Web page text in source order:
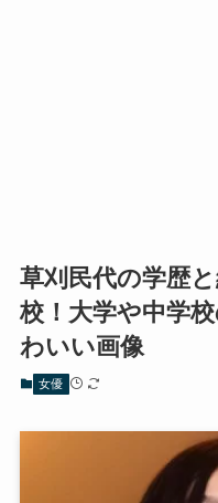
草刈民代の学歴
校！大学や中学
わいい画像
女優